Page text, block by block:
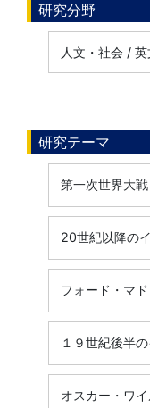
研究分野
人文・社会 /
研究テーマ
第一次世界大
20世紀以降の
フォード・マ
１９世紀後半
オスカー・ワ